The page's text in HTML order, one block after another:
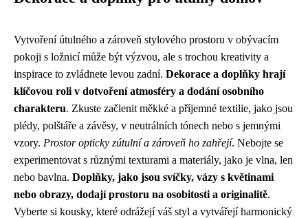
Vytvoření útulného a zároveň stylového prostoru v obývacím
pokoji s ložnicí může být výzvou, ale s trochou kreativity a
inspirace to zvládnete levou zadní. Dekorace a doplňky hrají
klíčovou roli v dotvoření atmosféry a dodání osobního
charakteru. Zkuste začlenit měkké a příjemné textilie, jako jsou
plédy, polštáře a závěsy, v neutrálních tónech nebo s jemnými
vzory. Prostor opticky zútulní a zároveň ho zahřejí. Nebojte se
experimentovat s různými texturami a materiály, jako je vlna, len
nebo bavlna. Doplňky, jako jsou svíčky, vázy s květinami
nebo obrazy, dodají prostoru na osobitosti a originalitě.
Vyberte si kousky, které odrážejí váš styl a vytvářejí harmonický